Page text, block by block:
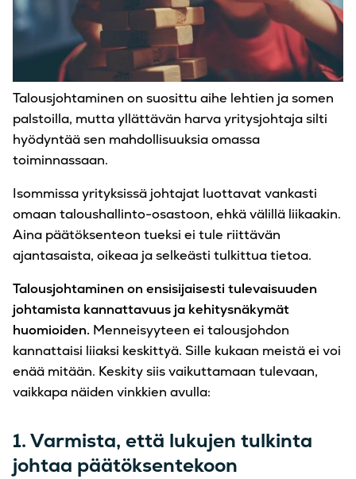
Talousjohtaminen on suosittu aihe lehtien ja somen
palstoilla, mutta yllättävän harva yritysjohtaja silti
hyödyntää sen mahdollisuuksia omassa
toiminnassaan.
Isommissa yrityksissä johtajat luottavat vankasti
omaan taloushallinto-osastoon, ehkä välillä liikaakin.
Aina päätöksenteon tueksi ei tule riittävän
ajantasaista, oikeaa ja selkeästi tulkittua tietoa.
Talousjohtaminen on ensisijaisesti tulevaisuuden
johtamista kannattavuus ja kehitysnäkymät
huomioiden. Menneisyyteen ei talousjohdon
kannattaisi liiaksi keskittyä. Sille kukaan meistä ei voi
enää mitään. Keskity siis vaikuttamaan tulevaan,
vaikkapa näiden vinkkien avulla:
1. Varmista, että lukujen tulkinta
johtaa päätöksentekoon